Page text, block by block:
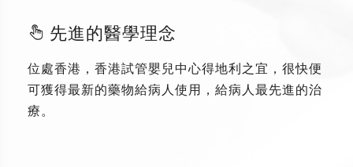
先進的醫學理念
位處香港，香港試管嬰兒中心得地利之宜，很快便
可獲得最新的藥物給病人使用，給病人最先進的治
療。